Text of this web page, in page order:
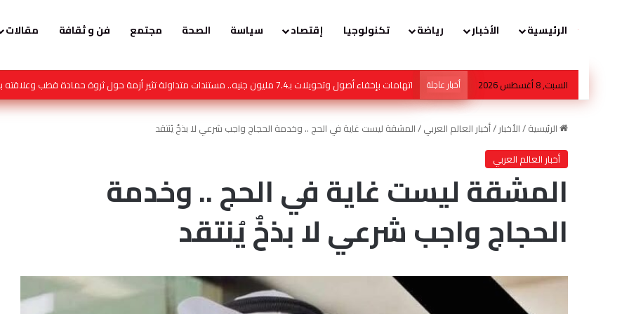
الرئيسية الأخبار رياضة تكنولوجيا إقتصاد سياسة الصحة مجتمع فن و ثقافة مقالات
السبت, 8 أغسطس 2026 أخبار عاجلة محمد صالح هشلان… عندما تصبح النصيحة محتوى
الرئيسية/الأخبار/أخبار العالم العربي/المشقة ليست غاية في الحج .. وخدمة الحجاج واجب شرعي لا بذخٌ يُنتقد
أخبار العالم العربي
المشقة ليست غاية في الحج .. وخدمة
الحجاج واجب شرعي لا بذخٌ يُنتقد